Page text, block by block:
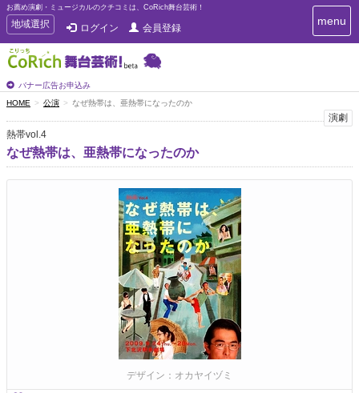
お薦め演劇・ミュージカルのクチコミは、CoRich舞台芸術！
T
o
g
g
e
n
a
v
i
g
地域選択 ログイン 会員登録
バナー広告お申込み
T
o
i
g
menu
HOME 公演 なぜ熱帯は、亜熱帯になったのか
演劇
熱帯vol.4
なぜ熱帯は、亜熱帯になったのか
デザイン：オカヤイヅミ